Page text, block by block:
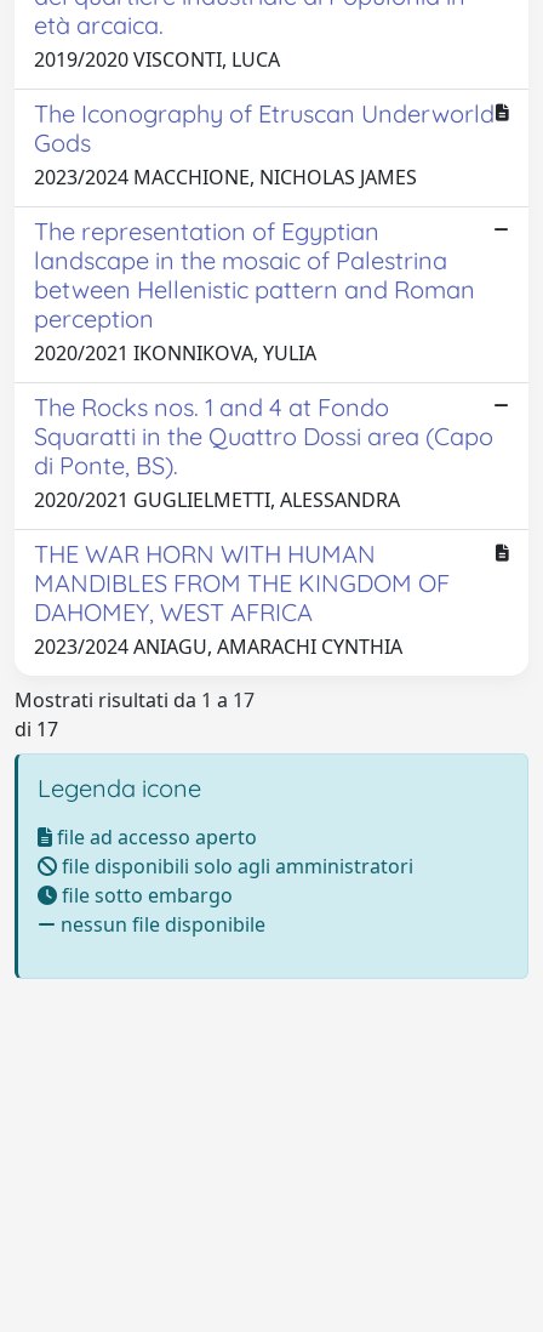
età arcaica.
2019/2020 VISCONTI, LUCA
The Iconography of Etruscan Underworld
Gods
2023/2024 MACCHIONE, NICHOLAS JAMES
The representation of Egyptian
landscape in the mosaic of Palestrina
between Hellenistic pattern and Roman
perception
2020/2021 IKONNIKOVA, YULIA
The Rocks nos. 1 and 4 at Fondo
Squaratti in the Quattro Dossi area (Capo
di Ponte, BS).
2020/2021 GUGLIELMETTI, ALESSANDRA
THE WAR HORN WITH HUMAN
MANDIBLES FROM THE KINGDOM OF
DAHOMEY, WEST AFRICA
2023/2024 ANIAGU, AMARACHI CYNTHIA
Mostrati risultati da 1 a 17
di 17
Legenda icone
file ad accesso aperto
file disponibili solo agli amministratori
file sotto embargo
nessun file disponibile